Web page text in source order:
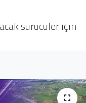
sürücüler için